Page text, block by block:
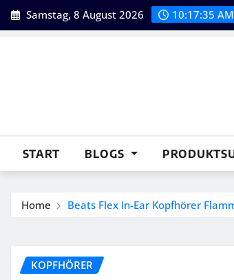
Skip
to
Samstag, 8 August 2026 10:17:36 AM
START BLOGS
Home Beats Flex In-Ear Kopfhörer
KOPFHÖRER